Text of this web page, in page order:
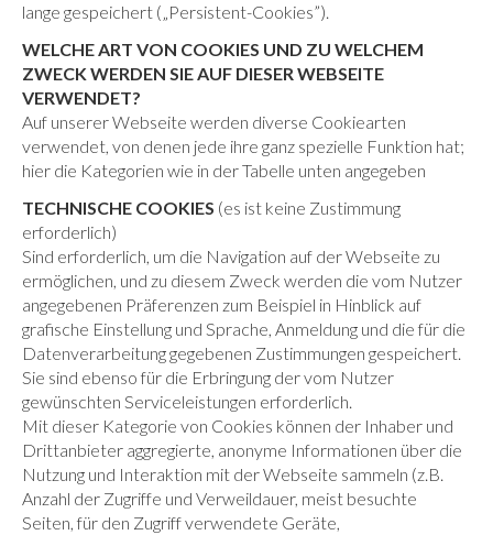
lange gespeichert („Persistent-Cookies”).
WELCHE ART VON COOKIES UND ZU WELCHEM
ZWECK WERDEN SIE AUF DIESER WEBSEITE
VERWENDET?
Auf unserer Webseite werden diverse Cookiearten
verwendet, von denen jede ihre ganz spezielle Funktion hat;
hier die Kategorien wie in der Tabelle unten angegeben
TECHNISCHE COOKIES (es ist keine Zustimmung
erforderlich)
Sind erforderlich, um die Navigation auf der Webseite zu
ermöglichen, und zu diesem Zweck werden die vom Nutzer
angegebenen Präferenzen zum Beispiel in Hinblick auf
grafische Einstellung und Sprache, Anmeldung und die für die
Datenverarbeitung gegebenen Zustimmungen gespeichert.
Sie sind ebenso für die Erbringung der vom Nutzer
gewünschten Serviceleistungen erforderlich.
Mit dieser Kategorie von Cookies können der Inhaber und
Drittanbieter aggregierte, anonyme Informationen über die
Nutzung und Interaktion mit der Webseite sammeln (z.B.
Anzahl der Zugriffe und Verweildauer, meist besuchte
Seiten, für den Zugriff verwendete Geräte,